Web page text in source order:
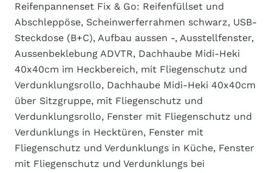
Reifenpannenset Fix & Go: Reifenfüllset und
Abschleppöse, Scheinwerferrahmen schwarz, USB-
Steckdose (B+C), Aufbau aussen -, Ausstellfenster,
Aussenbeklebung ADVTR, Dachhaube Midi-Heki
40x40cm im Heckbereich, mit Fliegenschutz und
Verdunklungsrollo, Dachhaube Midi-Heki 40x40cm
über Sitzgruppe, mit Fliegenschutz und
Verdunklungsrollo, Fenster mit Fliegenschutz und
Verdunklungs in Hecktüren, Fenster mit
Fliegenschutz und Verdunklungs in Küche, Fenster
mit Fliegenschutz und Verdunklungs bei